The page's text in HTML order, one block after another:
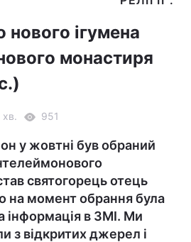
нового ігумена
монастиря
хв. 951
у жовтні був обраний
святогорець отець
на момент обрання була
інформація в ЗМІ. Ми
з відкритих джерел і